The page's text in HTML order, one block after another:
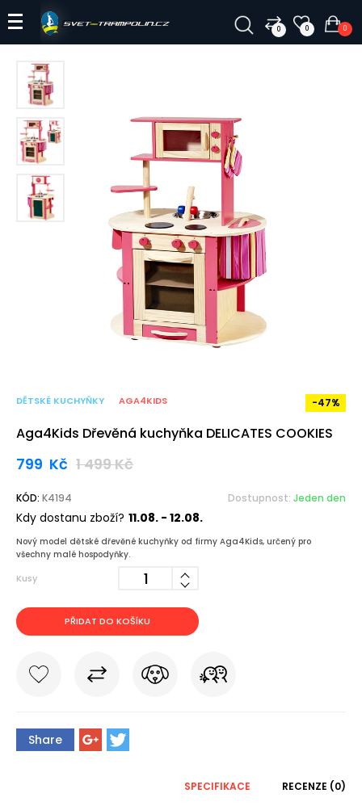
0 0 0
DĚTSKÉ KUCHYŇKY AGA4KIDS -47%
Aga4Kids Dřevěná kuchyňka DELICATES COOKIES
799 Kč 1 499Kč
KÓD: K4194 Dostupnost: Jeden den
Kdy dostanu zboží? 11.08. - 12.08.
Nový model dětské dřevěné kuchyňky od firmy Aga4Kids, určený pro
všechny malé hospodyňky.
Kusy
PŘIDAT DO KOŠÍKU
Share
SPECIFIKACE RECENZE (0)